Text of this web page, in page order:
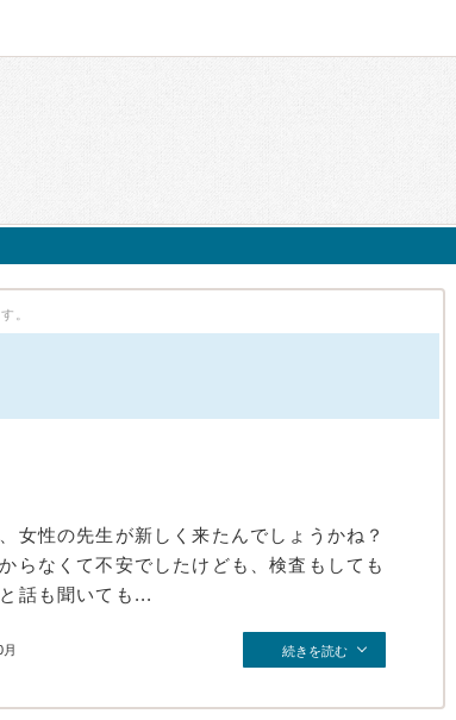
。
女性の先生が新しく来たんでしょうかね？
らなくて不安でしたけども、検査もしても
話も聞いても...
続きを読む